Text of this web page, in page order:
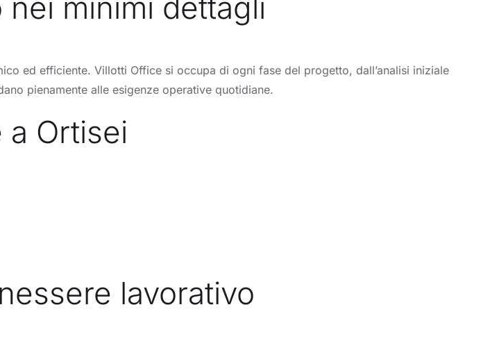
minimi dettagli
ed efficiente. Villotti Office si occupa di ogni fase del progetto, dall’analisi iniziale
pienamente alle esigenze operative quotidiane.
Ortisei
lavorativo